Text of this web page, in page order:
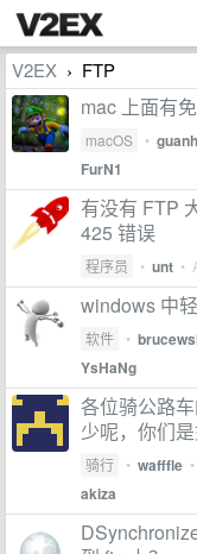
V2EX › FTP
mac 上面有
macOS •
FurN1
有没有 FTP
425 错误
程序员 • unt •
windows 中
软件 •
YsHaNg
各位骑公路
少呢，你们
骑行 • wafffle •
akiza